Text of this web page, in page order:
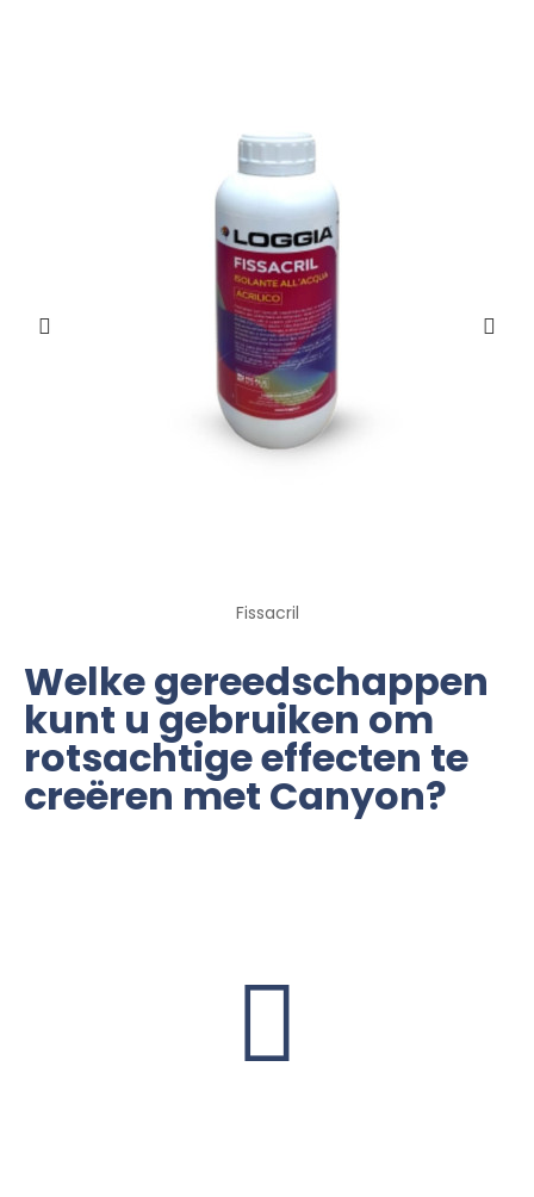
Fissacril
Welke gereedschappen
kunt u gebruiken om
rotsachtige effecten te
creëren met Canyon?